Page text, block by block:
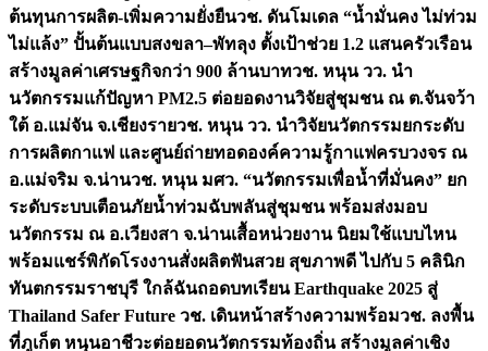
ต้นทุนการผลิต-เพิ่มความยั่งยืนวช. ดันโมเดล “น้ำมั่นคง ไม่ท่วม
ไม่แล้ง” ปั้นต้นแบบสงขลา–พัทลุง ตั้งเป้าช่วย 1.2 แสนครัวเรือน
สร้างมูลค่าเศรษฐกิจกว่า 900 ล้านบาทวช. หนุน วว. นำ
นวัตกรรมแก้ปัญหา PM2.5 ต่อยอดงานวิจัยสู่ชุมชน ณ ต.จันจว้า
ใต้ อ.แม่จัน จ.เชียงรายวช. หนุน วว. นำวิจัยนวัตกรรมยกระดับ
การผลิตกาแฟ และศูนย์ถ่ายทอดองค์ความรู้กาแฟครบวงจร ณ
อ.แม่จริม จ.น่านวช. หนุน มศว. “นวัตกรรมเพื่อน้ำที่มั่นคง” ยก
ระดับระบบเตือนภัยน้ำท่วมฉับพลันสู่ชุมชน พร้อมส่งมอบ
นวัตกรรม ณ อ.เวียงสา จ.น่านเสื้อหน่วยงาน นิยมใช้แบบไหน
พร้อมแชร์พิกัดโรงงานสั่งผลิตฟันสวย สุขภาพดี ไปกับ 5 คลินิก
ทันตกรรมราชบุรี ใกล้ฉันถอดบทเรียน Earthquake 2025 สู่
Thailand Safer Future วช. เดินหน้าสร้างความพร้อมวช. ลงพื้น
ที่ภูเก็ต หนุนอาชีวะต่อยอดนวัตกรรมท้องถิ่น สร้างมูลค่าเชิง